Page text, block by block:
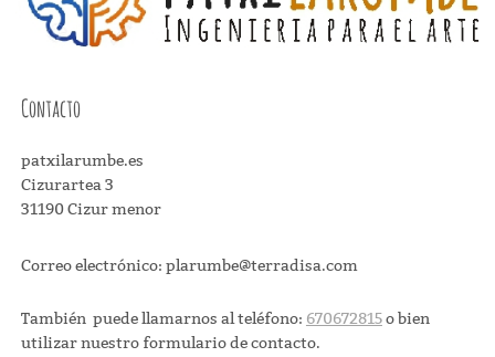
Contacto
patxilarumbe.es
Cizurartea3
31190Cizur menor
Correo electrónico: plarumbe@terradisa.com
También puede llamarnos al teléfono: 670672815o bien
utilizar nuestro formulario de contacto.